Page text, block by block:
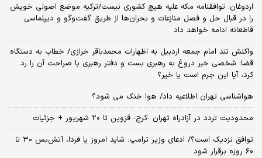
اردوغان: توافقنامه مکه علیه هیچ کشوری نیست/ترکیه موضع اصولی خویش
را در قبال حل و فصل منازعات و بحران‌ها از طریق گفت‌وگو و دیپلماسی
قاطعانه ادامه خواهد داد
واکنش تند امام جمعه اردبیل به اظهارات محمدباقر خرازی/ خطاب به دستگاه
قضا: شخصی خبر دروغ به رهبری بست و دفتر رهبری با صراحت آن را رد
کرد، آیا این جرم است یا خیر؟
هواشناسی تهران اطلاعیه داد/ هوا خنک می شود؟
محدودیت تردد در آزادراه تهران -کرج- قزوین تا ۲۰ شهریور + جزئیات
توافق نزدیک است؟/ ادعای وزیر ترامپ: شاید امروز یا فردا، آتش‌بس ۳۰ تا
۶۰ روزه برقرار شود